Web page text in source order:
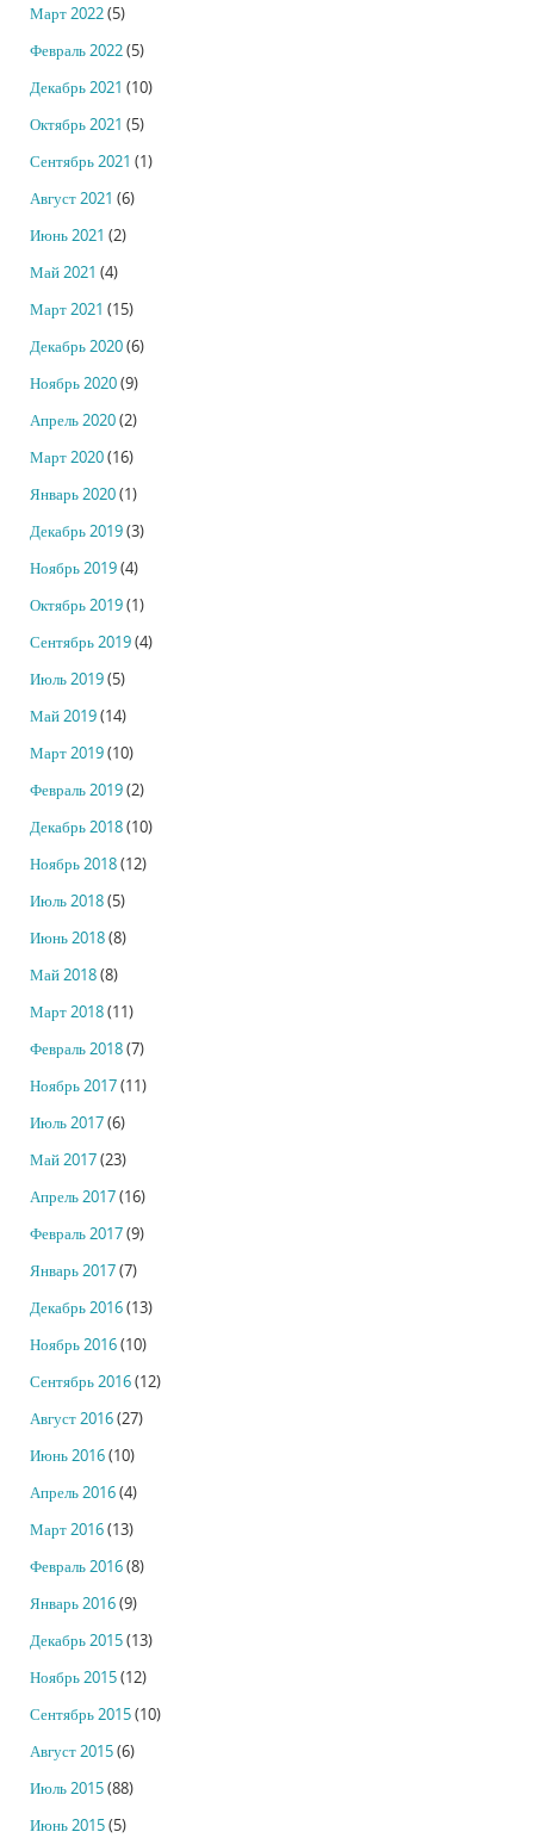
Март 2022(5)
Февраль 2022(5)
Декабрь 2021 (10)
Октябрь 2021 (5)
Сентябрь 2021 (1)
Август 2021 (6)
Июнь 2021 (2)
Май 2021 (4)
Март 2021 (15)
Декабрь 2020(6)
Ноябрь 2020(9)
Апрель 2020(2)
Март 2020(16)
Январь 2020(1)
Декабрь 2019(3)
Ноябрь 2019(4)
Октябрь 2019(1)
Сентябрь 2019(4)
Июль 2019(5)
Май 2019(14)
Март 2019(10)
Февраль 2019(2)
Декабрь 2018(10)
Ноябрь 2018(12)
Июль 2018(5)
Июнь 2018(8)
Май 2018(8)
Март 2018(11)
Февраль 2018(7)
Ноябрь 2017(11)
Июль 2017(6)
Май 2017(23)
Апрель 2017(16)
Февраль 2017(9)
Январь 2017(7)
Декабрь 2016(13)
Ноябрь 2016(10)
Сентябрь 2016(12)
Август 2016(27)
Июнь 2016(10)
Апрель 2016(4)
Март 2016(13)
Февраль 2016(8)
Январь 2016(9)
Декабрь 2015(13)
Ноябрь 2015(12)
Сентябрь 2015(10)
Август 2015(6)
Июль 2015(88)
Июнь 2015(5)